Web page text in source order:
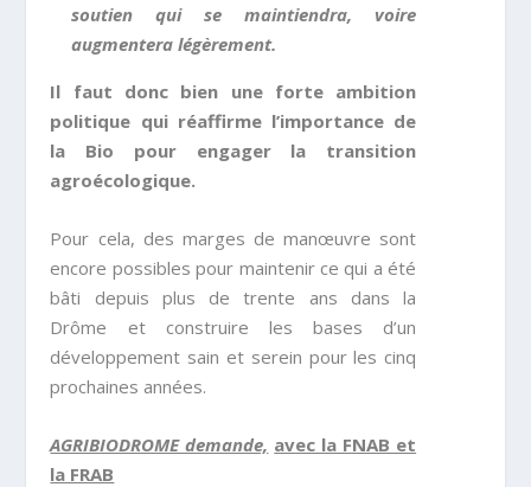
soutien qui se maintiendra, voire
augmentera légèrement.
Il faut donc bien une forte ambition
politique qui réaffirme l’importance de
la Bio pour engager la transition
agroécologique.
Pour cela, des marges de manœuvre sont
encore possibles pour maintenir ce qui a été
bâti depuis plus de trente ans dans la
Drôme et construire les bases d’un
développement sain et serein pour les cinq
prochaines années.
AGRIBIODROME demande, avec la FNAB et
la FRAB